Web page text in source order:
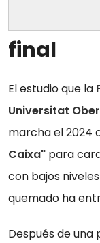
final
El estudio que la
Universitat
marcha el 2024
Caixa" para
con bajos
quemado ha
Después de